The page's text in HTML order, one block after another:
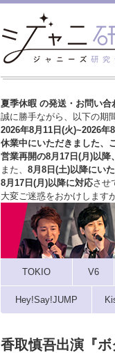
夏季休暇 の発送・お問い
誠に勝手ながら、以下の期
2026年8月11日(火)~2026年
休業中にいただきました、
営業再開の8月17日(月)以降
また、 8月8日(土)以降にい
8月17日(月)以降に対応させ
大変ご迷惑をおかけしますが
TOKIO V6
Hey!Say!JUMP
香取慎吾出演『